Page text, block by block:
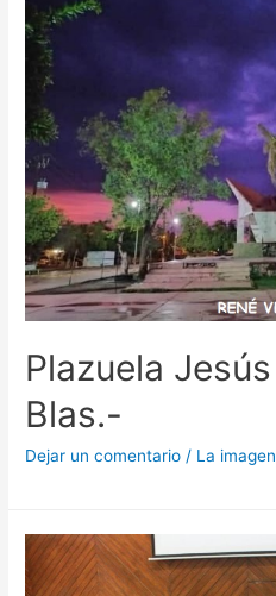
Plazuela
Blas.-
Dejar un comentario / La